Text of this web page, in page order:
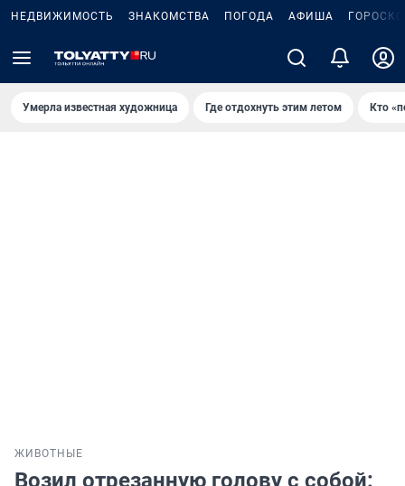
НЕДВИЖИМОСТЬ ЗНАКОМСТВА ПОГОДА АФИША
Умерла известная художница Где отдохнуть этим летом Кто
ЖИВОТНЫЕ
Возил отрезанную голову с собой: